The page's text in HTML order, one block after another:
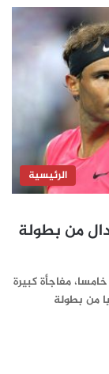
الرئيسية
من بطولة
مفاجأة كبيرة
من بطولة